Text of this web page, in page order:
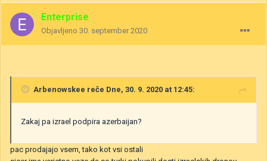
Enterprise
Objavljeno 30. september 2020
Arbenowskee reče Dne, 30. 9. 2020 at 12:45:
Zakaj pa izrael podpira azerbaijan?
pac prodajajo vsem, tako kot vsi ostali